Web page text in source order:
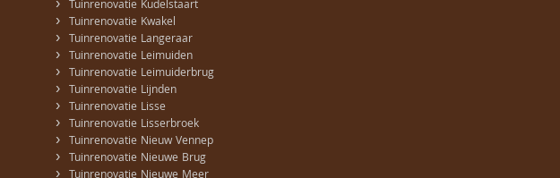
› Tuinrenovatie Kudelstaart
› Tuinrenovatie Kwakel
› Tuinrenovatie Langeraar
› Tuinrenovatie Leimuiden
› Tuinrenovatie Leimuiderbrug
› Tuinrenovatie Lijnden
› Tuinrenovatie Lisse
› Tuinrenovatie Lisserbroek
› Tuinrenovatie Nieuw Vennep
› Tuinrenovatie Nieuwe Brug